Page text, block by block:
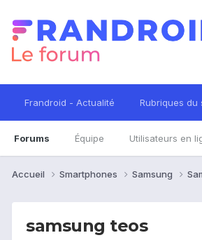
Frandroid - Actualité Rubriques du
Forums Équipe Utilisateurs en
Accueil Smartphones Samsung
samsung teos